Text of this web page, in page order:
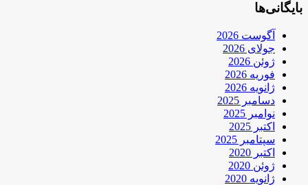
بایگانی‌ها
آگوست 2026
جولای 2026
ژوئن 2026
فوریه 2026
ژانویه 2026
دسامبر 2025
نوامبر 2025
اکتبر 2025
سپتامبر 2025
اکتبر 2020
ژوئن 2020
ژانویه 2020